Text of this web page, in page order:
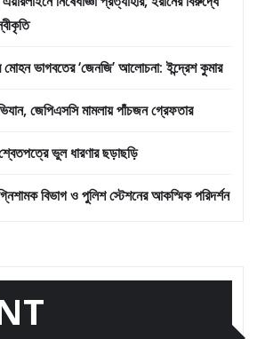
মোহন ভাগবতের ‘জেনজি’ আলোচনা: ইন্দ্রেশ কুমার
জেপিএসসি মামলায় পাঁচজন গ্রেফতার
ভুল ধারণার ছড়াছড়ি
বিভাগ ও পুলিশ স্টেশনের আকস্মিক পরিদর্শন